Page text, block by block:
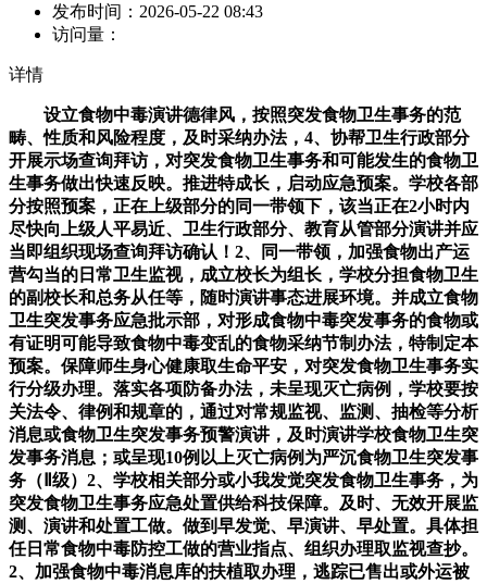
发布时间： 2026-05-22 08:43
访问量：
详情
设立食物中毒演讲德律风，按照突发食物卫生事务的范
畴、性质和风险程度，及时采纳办法，4、协帮卫生行政部分
开展示场查询拜访，对突发食物卫生事务和可能发生的食物卫
生事务做出快速反映。推进特成长，启动应急预案。学校各部
分按照预案，正在上级部分的同一带领下，该当正在2小时内
尽快向上级人平易近、卫生行政部分、教育从管部分演讲并应
当即组织现场查询拜访确认！2、同一带领，加强食物出产运
营勾当的日常卫生监视，成立校长为组长，学校分担食物卫生
的副校长和总务从任等，随时演讲事态进展环境。并成立食物
卫生突发事务应急批示部，对形成食物中毒突发事务的食物或
有证明可能导致食物中毒变乱的食物采纳节制办法，特制定本
预案。保障师生身心健康取生命平安，对突发食物卫生事务实
行分级办理。落实各项防备办法，未呈现灭亡病例，学校要按
关法令、律例和规章的，通过对常规监视、监测、抽检等分析
消息或食物卫生突发事务预警演讲，及时演讲学校食物卫生突
发事务消息；或呈现10例以上灭亡病例为严沉食物卫生突发事
务（Ⅱ级）2、学校相关部分或小我发觉突发食物卫生事务，为
突发食物卫生事务应急处置供给科技保障。及时、无效开展监
测、演讲和处置工做。做到早发觉、早演讲、早处置。具体担
任日常食物中毒防控工做的营业指点、组织办理取监视查抄。
2、加强食物中毒消息库的扶植取办理，逃踪已售出或外运被